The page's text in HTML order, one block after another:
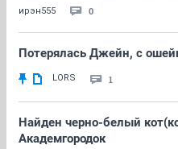
ирэн555 0
Потерялась Джейн, с
LORS 1
Найден черно-белый
Академгородок